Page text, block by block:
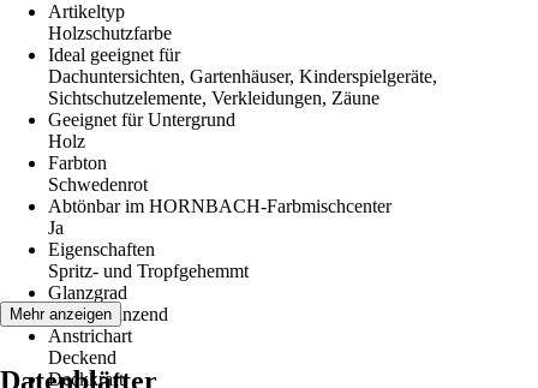
Artikeltyp
Holzschutzfarbe
Ideal geeignet für
Dachuntersichten, Gartenhäuser, Kinderspielgeräte,
Sichtschutzelemente, Verkleidungen, Zäune
Geeignet für Untergrund
Holz
Farbton
Schwedenrot
Abtönbar im HORNBACH-Farbmischcenter
Ja
Eigenschaften
Spritz- und Tropfgehemmt
Glanzgrad
Seidenglänzend
Anstrichart
Deckend
Deckkraft
Mehr anzeigen
Datenblätter